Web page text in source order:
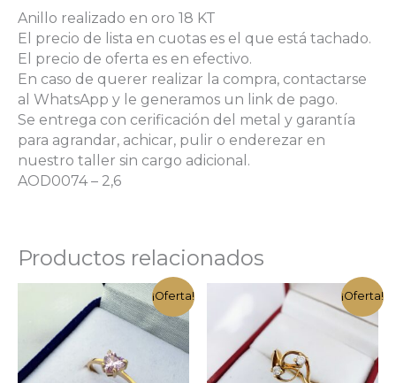
Anillo realizado en oro 18 KT
El precio de lista en cuotas es el que está tachado.
El precio de oferta es en efectivo.
En caso de querer realizar la compra, contactarse
al WhatsApp y le generamos un link de pago.
Se entrega con cerificación del metal y garantía
para agrandar, achicar, pulir o enderezar en
nuestro taller sin cargo adicional.
AOD0074 – 2,6
Productos relacionados
¡Oferta! ¡Oferta!